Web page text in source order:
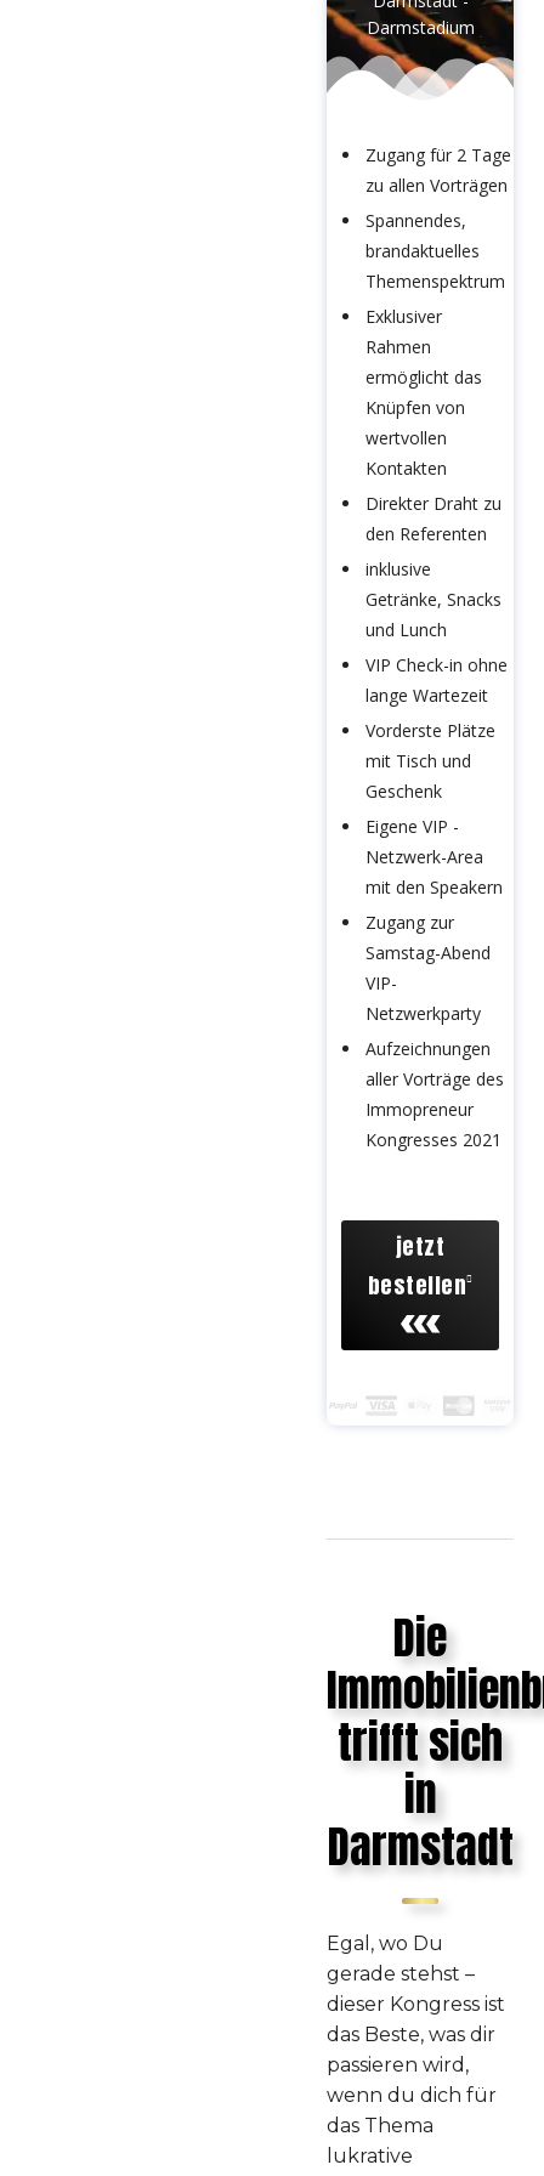
Darmstadium
Zugang für 2 Tage
zu allen Vorträgen
Spannendes,
brandaktuelles
Themenspektrum
Exklusiver
Rahmen
ermöglicht das
Knüpfen von
wertvollen
Kontakten
Direkter Draht zu
den Referenten
inklusive
Getränke, Snacks
und Lunch
VIP Check-in ohne
lange Wartezeit
Vorderste Plätze
mit Tisch und
Geschenk
Eigene VIP -
Netzwerk-Area
mit den Speakern
Zugang zur
Samstag-Abend
VIP-
Netzwerkparty
Aufzeichnungen
aller Vorträge des
Immopreneur
Kongresses 2021
jetzt
bestellen
Die
trifft sich
in
Darmstadt
Egal, wo Du
gerade stehst –
dieser Kongress ist
das Beste, was dir
passieren wird,
wenn du dich für
das Thema
lukrative